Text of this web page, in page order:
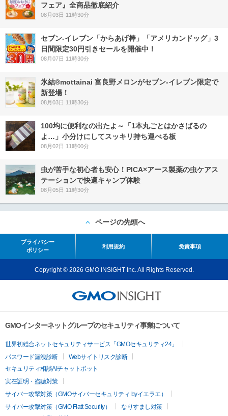
フェア』全商品徹底紹介
08月03日 11時30分
セブン‐イレブン「からあげ棒」「アメリカンドッグ」3
日間限定30円引きセールを開催中！
08月07日 11時30分
氷結®mottainai 富良野メロンがセブン‐イレブン限定で
新登場！
08月03日 11時30分
100均に便利なの出たよ～「1本丸ごとはかさばるの
よ…」小分けにしてスッキリ持ち運べる板
08月02日 11時00分
虫が苦手な初心者も安心！PICA×アース製薬の虫ケアス
テーションで快適キャンプ体験
08月05日 11時30分
ページの先頭へ
プライバシー
ポリシー
利用規約 免責事項
Copyright © 2026 GMO INSIGHT Inc. All Rights Reserved.
GMOインターネットグループのセキュリティ事業について
世界初総合ネットセキュリティサービス「GMOセキュリティ24」
パスワード漏洩診断
Webサイトリスク診断
セキュリティ相談AIチャットボット
実在証明・盗聴対策
サイバー攻撃対策（GMOサイバーセキュリティ byイエラエ）
サイバー攻撃対策（GMO Flatt Security）
なりすまし対策